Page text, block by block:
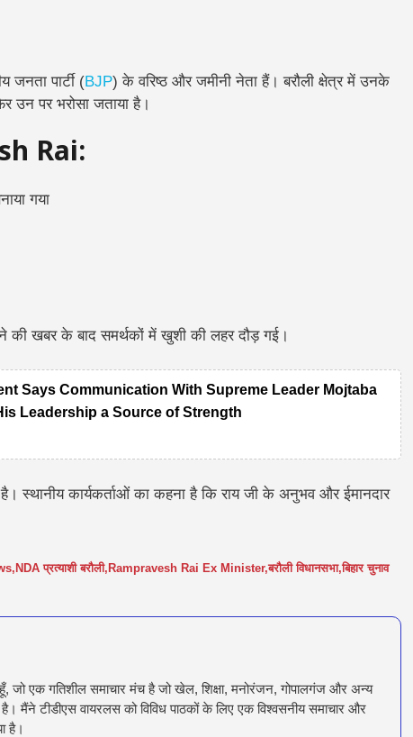
जनता पार्टी (BJP) के वरिष्ठ और जमीनी नेता हैं। बरौली क्षेत्र में उनके
उन पर भरोसा जताया है।
Rai:
गया
की खबर के बाद समर्थकों में खुशी की लहर दौड़ गई।
Says Communication With Supreme Leader Mojtaba
Leadership a Source of Strength
स्थानीय कार्यकर्ताओं का कहना है कि राय जी के अनुभव और ईमानदार
, NDA प्रत्याशी बरौली, Rampravesh Rai Ex Minister,बरौली विधानसभा,बिहार चुनाव
जो एक गतिशील समाचार मंच है जो खेल, शिक्षा, मनोरंजन, गोपालगंज और अन्य
है। मैंने टीडीएस वायरलस को विविध पाठकों के लिए एक विश्वसनीय समाचार और
है।